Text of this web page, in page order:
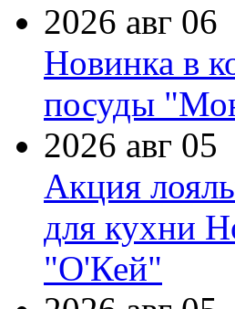
2026 авг 06
Новинка в
посуды
2026 авг 05
Акция
для кухни
"О'Кей"